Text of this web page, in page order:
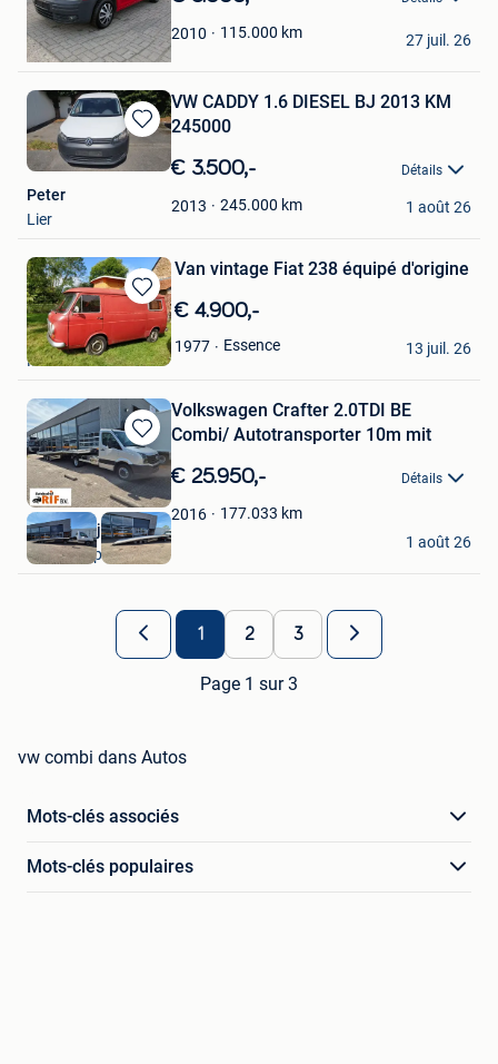
2010 115.000 km
BE NL BANDEN
Rillaar
27 juil. 26
Sauvegarder
dans
VW CADDY 1.6 DIESEL BJ 2013 KM
245000
€ 3.500,- Détails
2013 245.000 km
Peter
Lier
1 août 26
Sauvegarder
dans
Mes
Favoris
Van vintage Fiat 238 équipé d'origine
€ 4.900,-
1977 Essence
Laurence
Mons
13 juil. 26
Sauvegarder
dans
Mes
Favoris
Volkswagen Crafter 2.0TDI BE
Combi/ Autotransporter 10m mit
€ 25.950,- Détails
2016 177.033 km
Autobedrijf Rif B.V.
Hoofddorp
1 août 26
1 2 3
Page 1 sur 3
vw combi dans Autos
Mots-clés associés
Mots-clés populaires